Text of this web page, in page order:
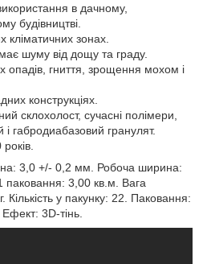
в дачному,
будівництві.
кліматичних зонах.
шуму від дощу та граду.
опадів, гниття, зрощення мохом і
конструкціях.
склохолост, сучасні полімери,
і габродиабазовий гранулят.
3,0 +/- 0,2 мм. Робоча ширина:
3,00 кв.м. Вага
Кількість у пакунку: 22. Паковання:
3D-тінь.